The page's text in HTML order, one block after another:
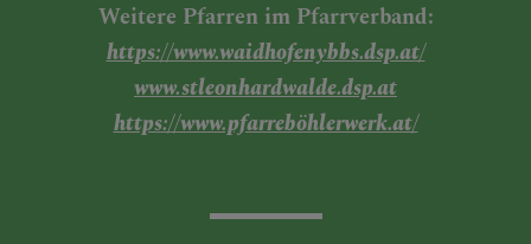
Weitere Pfarren im Pfarrverband:
https://www.waidhofenybbs.dsp.at/
www.stleonhardwalde.dsp.at
https://www.pfarreböhlerwerk.at/